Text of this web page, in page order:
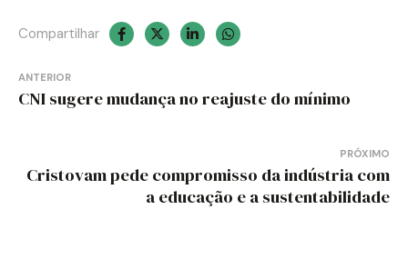
Compartilhar
Navegação
de
ANTERIOR
CNI sugere mudança no reajuste do mínimo
PRÓXIMO
Cristovam pede compromisso da indústria com
a educação e a sustentabilidade